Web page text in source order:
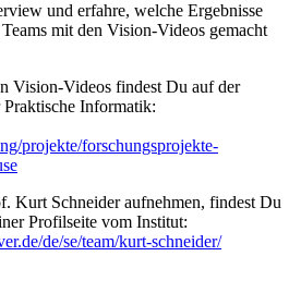
und erfahre, welche Ergebnisse
mit den Vision-Videos gemacht
Vision-Videos findest Du auf der
Praktische Informatik:
projekte/forschungsprojekte-
Kurt Schneider aufnehmen, findest Du
Profilseite vom Institut:
de/se/team/kurt-schneider/